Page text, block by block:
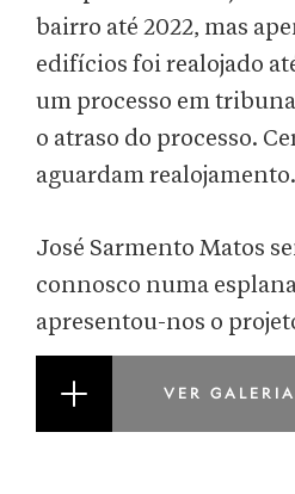
bairro até 2022, mas
edifícios foi realojado
um processo em
o atraso do processo.
aguardam realojamento.
José Sarmento Matos
connosco numa
apresentou-nos o
VER GALERIA